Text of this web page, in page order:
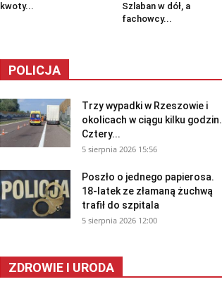
kwoty...
Szlaban w dół, a
fachowcy...
POLICJA
Trzy wypadki w Rzeszowie i
okolicach w ciągu kilku godzin.
Cztery...
5 sierpnia 2026 15:56
Poszło o jednego papierosa.
18-latek ze złamaną żuchwą
trafił do szpitala
5 sierpnia 2026 12:00
ZDROWIE I URODA